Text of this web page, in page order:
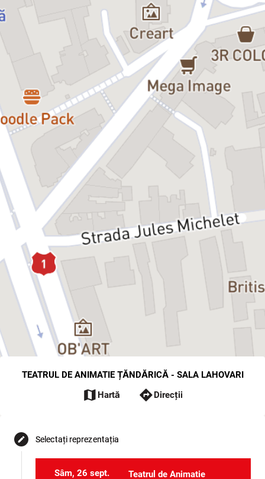
TEATRUL DE ANIMATIE ȚĂNDĂRICĂ - SALA LAHOVARI
map Hartă directionsDirecții
edit Selectați reprezentația
Sâm, 26 sept.
Teatrul de Animatie